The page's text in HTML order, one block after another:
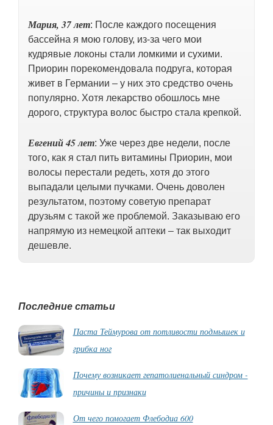
Мария, 37лет: После каждого посещения
бассейна я мою голову, из-за чего мои
кудрявые локоны стали ломкими и сухими.
Приорин порекомендовала подруга, которая
живет в Германии – у них это средство очень
популярно. Хотя лекарство обошлось мне
дорого, структура волос быстро стала крепкой.
Евгений45лет: Уже через две недели, после
того, как я стал пить витамины Приорин, мои
волосы перестали редеть, хотя до этого
выпадали целыми пучками. Очень доволен
результатом, поэтому советую препарат
друзьям с такой же проблемой. Заказываю его
напрямую из немецкой аптеки – так выходит
дешевле.
Последние статьи
Паста Теймурова от потливости подмышек и
грибка ног
Почему возникает гепатолиенальный синдром -
причины и признаки
От чего помогает Флебодиа 600